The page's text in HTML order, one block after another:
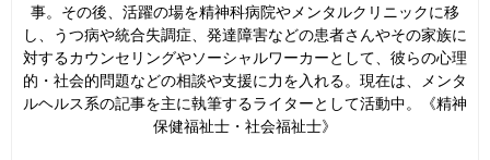
事。その後、活躍の場を精神科病院やメンタルクリニックに移
し、うつ病や統合失調症、発達障害などの患者さんやその家族に
対するカウンセリングやソーシャルワーカーとして、彼らの心理
的・社会的問題などの相談や支援に力を入れる。現在は、メンタ
ルヘルス系の記事を主に執筆するライターとして活動中。《精神
保健福祉士・社会福祉士》